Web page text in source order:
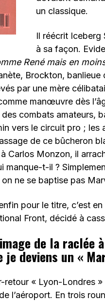
un classique.
Il réécrit Iceberg
à sa façon.
René mais en
Brockton, banlieue
par une mère
manœuvre dès
combats amateurs,
vers le circuit pro ;
de ce bûcheron
Carlos Monzon, il
manque-t-il ?
ne se baptise pas
pour le titre, c’est
Front, décidé à
de la raclée
je deviens un «
retour « Lyon-Londres
l’aéroport. En trois